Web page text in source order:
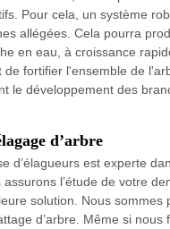
Pour cela, un système
allégées. Cela pourra
en eau, à croissance
de fortifier l'ensemble de
le développement des
d’arbre
d’élagueurs est experte
assurons l’étude de votre
solution. Nous sommes
d’arbre. Même si nous